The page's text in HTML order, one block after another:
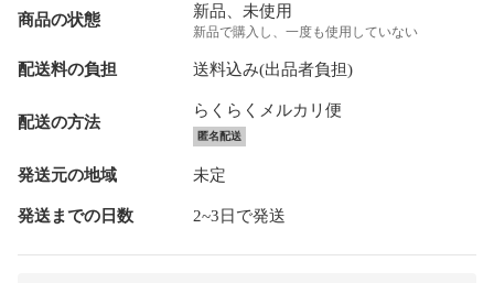
商品の状態 新品、未使用
新品で購入し、一度も使用していない
配送料の負担 送料込み(出品者負担)
配送の方法
らくらくメルカリ便
匿名配送
発送元の地域 未定
発送までの日数 2~3日で発送